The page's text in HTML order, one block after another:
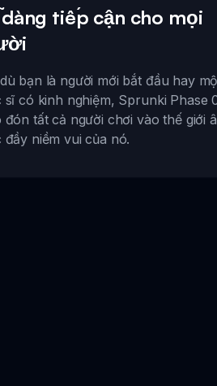
tiếp cận cho mọi
bạn là người mới bắt đầu hay
sĩ có kinh nghiệm, Sprunki Phase
đón tất cả người chơi vào thế giới
đầy niềm vui của nó.